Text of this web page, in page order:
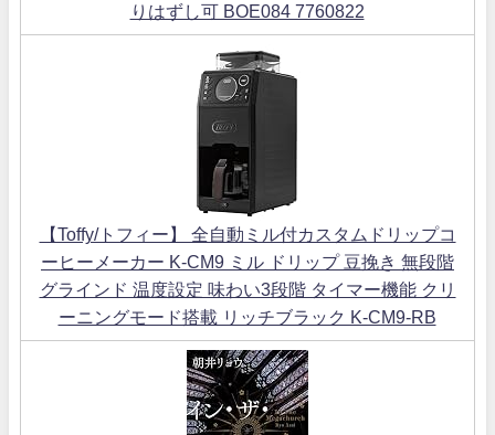
りはずし可 BOE084 7760822
【Toffy/トフィー】 全自動ミル付カスタムドリップコ
ーヒーメーカー K-CM9 ミル ドリップ 豆挽き 無段階
グラインド 温度設定 味わい3段階 タイマー機能 クリ
ーニングモード搭載 リッチブラック K-CM9-RB